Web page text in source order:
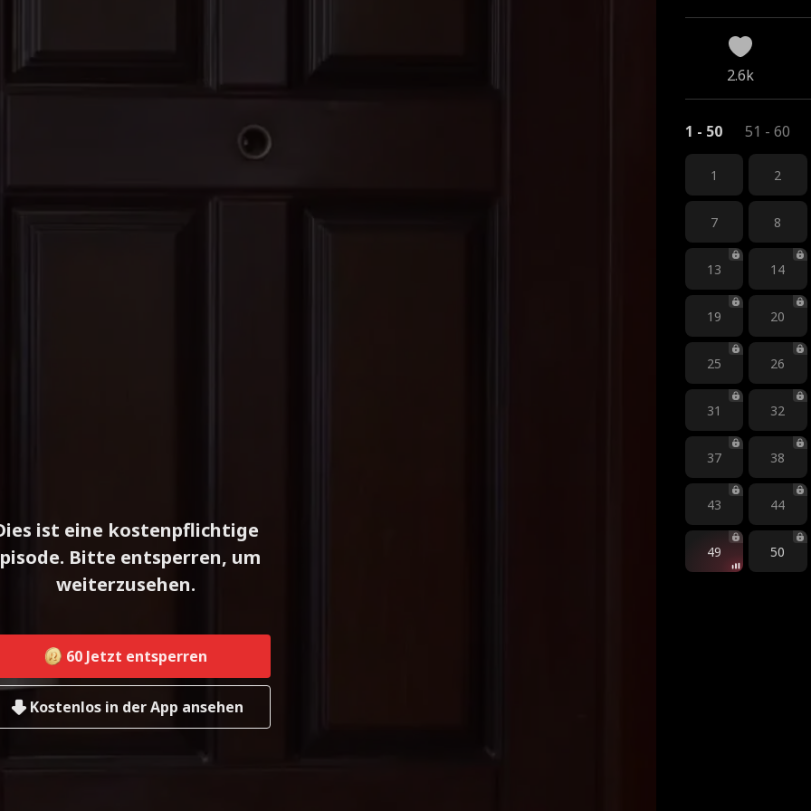
ist eine kostenpflichtige
Bitte entsperren, um
weiterzusehen.
60 Jetzt entsperren
Kostenlos in der App ansehen
2.6k
1 - 50 51 - 60
1 2
7 8
13 14
19 20
25 26
31 32
37 38
43 44
49 50